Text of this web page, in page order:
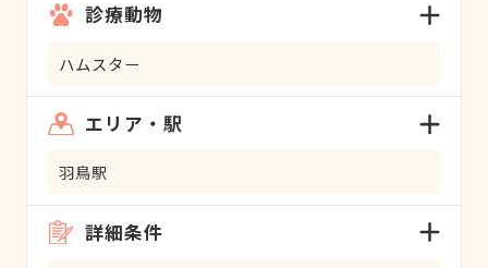
診療動物
ハムスター
エリア・駅
羽鳥駅
詳細条件